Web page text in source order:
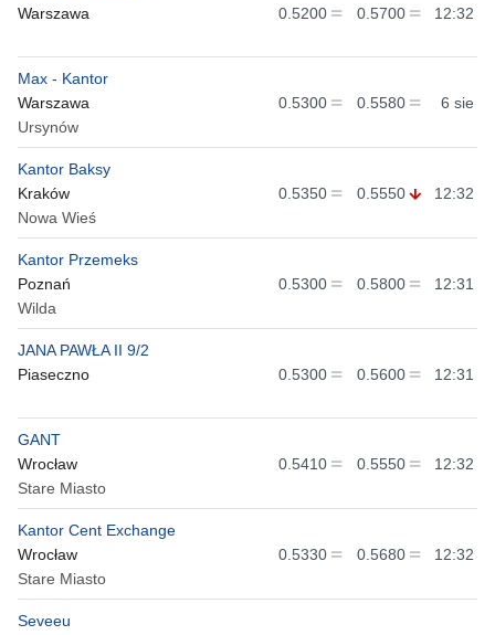
Warszawa
0.5200 0.5700 12:32
Max - Kantor
Warszawa
Ursynów
0.5300 0.5580 6 sie
Kantor Baksy
Kraków
Nowa Wieś
0.5350 0.5550 12:32
Kantor Przemeks
Poznań
Wilda
0.5300 0.5800 12:31
JANA PAWŁA II 9/2
Piaseczno
0.5300 0.5600 12:31
GANT
Wrocław
Stare Miasto
0.5410 0.5550 12:32
Kantor Cent Exchange
Wrocław
Stare Miasto
0.5330 0.5680 12:32
Seveeu